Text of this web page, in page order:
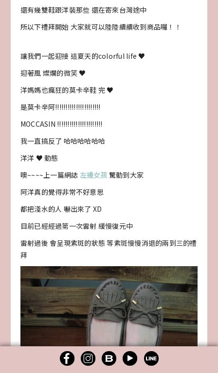
還有幾雙鞋跟洋裝那些 還在寄來台灣途中
所以下禮拜開始 大家就可以陸陸續續收到商品囉！！
讓我們一起迎接 這夏天的colorful life ♥
迎著風 燦爛的微笑 ♥
洋媽媽也瘋狂的莫卡辛鞋 完 ♥
是莫卡辛阿!!!!!!!!!!!!!!!!!!!!!!
MOCCASIN !!!!!!!!!!!!!!!!!!!!!!
我一直搞反了 哈哈哈哈哈哈
洋洋 ♥ 動態
噢~~~~上一篇網誌 左邊女孩驚動到大家
阿洋真的覺得非常不好意思
都把淺水的人 嚇出來了 XD
目前已經經過第一次雷射 緩慢復元中
雷射過後 會呈現紫斑的狀態 等紫斑慢慢消退的兩到三的禮
拜